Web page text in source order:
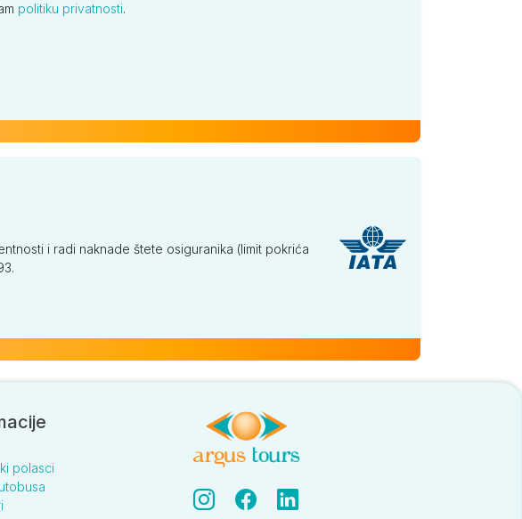
politiku privatnosti.
i radi naknade štete osiguranika (limit pokrića
polasci